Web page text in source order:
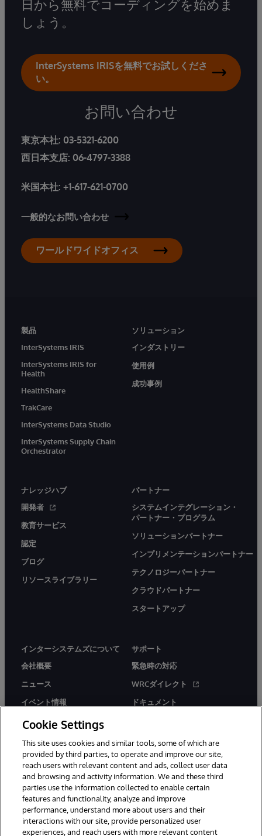
日から無料でコーディングを始めま
しょう。
InterSystems IRISを無料でお試しくださ
い。
お問い合わせ
東京本社: 03-5321-6200
西日本支店: 06-4797-3388
米国本社: +1-617-621-0700
一般的なお問い合わせ
ワールドワイドオフィス
製品
InterSystems IRIS
InterSystems IRIS for
Health
HealthShare
TrakCare
InterSystems Data Studio
InterSystems Supply Chain
Orchestrator
ソリューション
インダストリー
使用例
成功事例
ナレッジハブ
開発者
教育サービス
認定
ブログ
リソースライブラリー
パートナー
システムインテグレーション・
パートナー・プログラム
ソリューションパートナー
インプリメンテーションパートナー
テクノロジーパートナー
クラウドパートナー
スタートアップ
インターシステムズについて
会社概要
ニュース
イベント情報
採用情報
サポート
緊急時の対応
WRCダイレクト
ドキュメント
© 1996-2026Y InterSystems Corporation, Boston, MA. All Rights
Reserved.
Cookie Settings
This site uses cookies and similar tools, some of which are
provided by third parties, to operate and improve our site,
reach users with relevant content and ads, collect user data
and browsing and activity information. We and these third
parties use the information collected to enable certain
features and functionality, analyze and improve
performance, understand more about users and their
interactions with our site, provide personalized user
experiences, and reach users with more relevant content